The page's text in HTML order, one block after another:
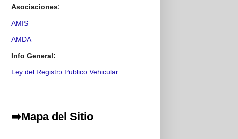
Asociaciones:
AMIS
AMDA
Info General:
Ley del Registro Publico Vehicular
Mapa del Sitio